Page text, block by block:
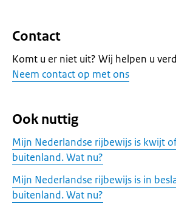
Contact
Komt u er niet uit? Wij helpen u
Neem contact op met ons
Ook nuttig
Mijn Nederlandse rijbewijs is kwijt
buitenland. Wat nu?
Mijn Nederlandse rijbewijs is in
buitenland. Wat nu?